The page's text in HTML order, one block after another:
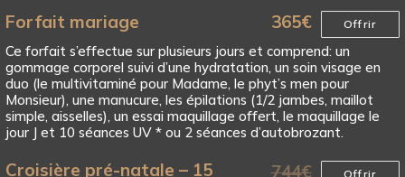
Forfait mariage 365€ Offrir
Ce forfait s’effectue sur plusieurs jours et comprend: un
gommage corporel suivi d’une hydratation, un soin visage en
duo (le multivitaminé pour Madame, le phyt’s men pour
Monsieur), une manucure, les épilations (1/2 jambes, maillot
simple, aisselles), un essai maquillage offert, le maquillage le
jour J et 10 séances UV * ou 2 séances d’autobrozant.
Croisière pré-natale – 15
744€
Offrir